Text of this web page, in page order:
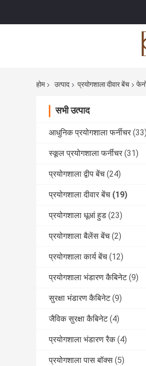
होम उत्पाद प्रयोगशाला दीवार बेंच
सभी उत्पाद
आधुनिक प्रयोगशाला फर्नीचर (33)
स्कूल प्रयोगशाला फर्नीचर (31)
प्रयोगशाला द्वीप बेंच (24)
प्रयोगशाला दीवार बेंच (19)
प्रयोगशाला धूआं हुड (23)
प्रयोगशाला बैलेंस बेंच (2)
प्रयोगशाला कार्य बेंच (12)
प्रयोगशाला भंडारण कैबिनेट (9)
सुरक्षा भंडारण कैबिनेट (9)
जैविक सुरक्षा कैबिनेट (4)
प्रयोगशाला भंडारण रैक (4)
प्रयोगशाला पास बॉक्स (5)